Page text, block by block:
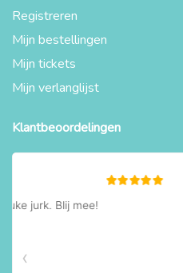
Registreren
Mijn bestellingen
Mijn tickets
Mijn verlanglijst
Klantbeoordelingen